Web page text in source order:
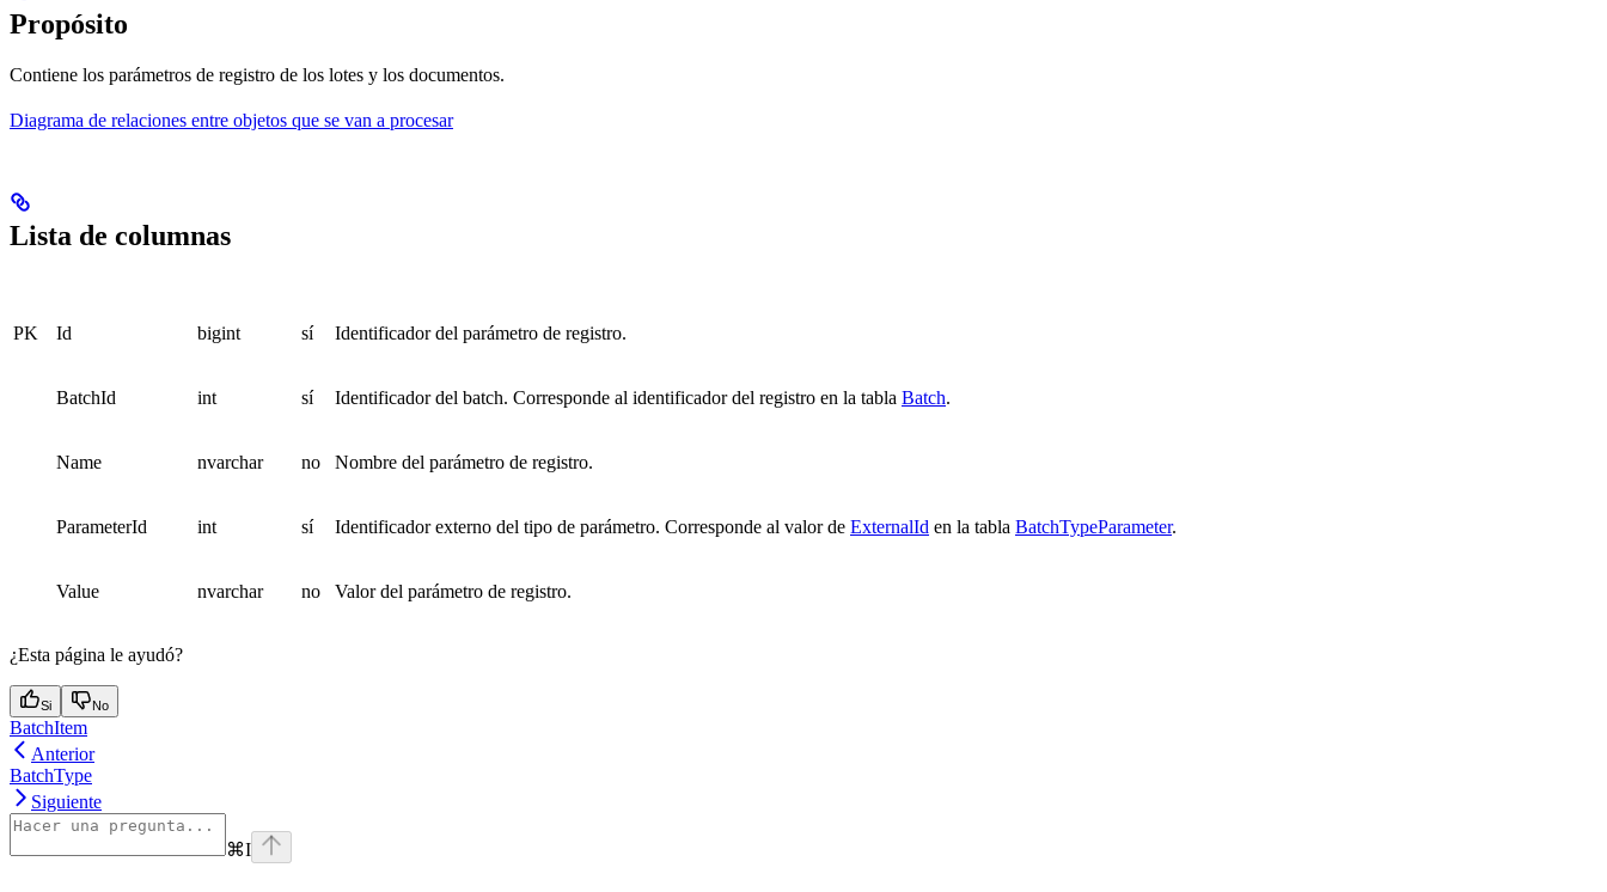
Propósito
Contiene los parámetros de registro de los lotes y los documentos.
Diagrama de relaciones entre objetos que se van a procesar
Lista de columnas
PK Id bigint sí Identificador del parámetro de registro.
BatchId int sí Identificador del batch. Corresponde al identificador del registro en la tabla Batch.
Name nvarchar no Nombre del parámetro de registro.
ParameterId int sí Identificador externo del tipo de parámetro. Corresponde al valor de ExternalId en la tabla BatchTypeParameter.
Value nvarchar no Valor del parámetro de registro.
¿Esta página le ayudó?
Si No
BatchItem
Anterior
BatchType
Siguiente
⌘I